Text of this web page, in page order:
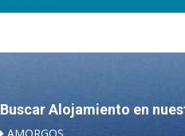
Buscar Alojamiento en